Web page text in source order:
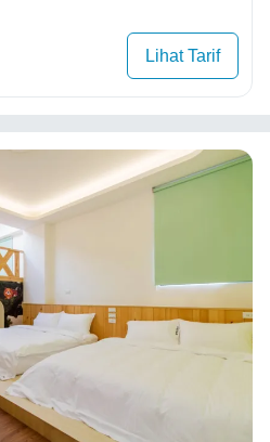
Lihat Tarif